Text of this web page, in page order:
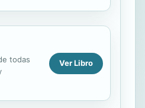
todas
Ver Libro